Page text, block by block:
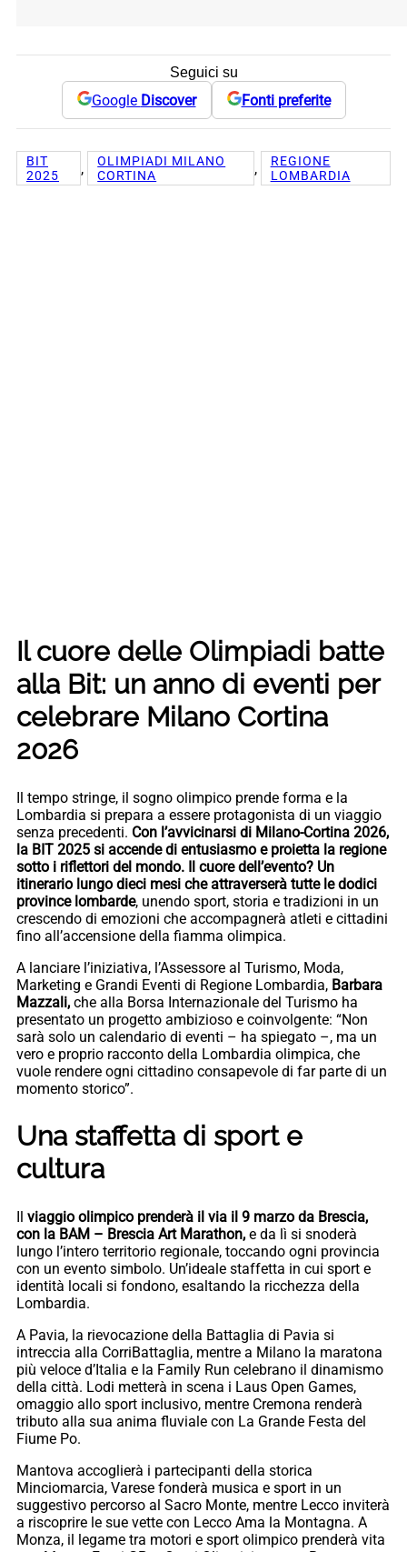
Seguici su
Google Discover Fonti preferite
BIT
2025
,
OLIMPIADI MILANO
CORTINA
,
REGIONE
LOMBARDIA
Il cuore delle Olimpiadi batte
alla Bit: un anno di eventi per
celebrare Milano Cortina
2026
Il tempo stringe, il sogno olimpico prende forma e la
Lombardia si prepara a essere protagonista di un viaggio
senza precedenti. Con l’avvicinarsi di Milano-Cortina 2026,
la BIT 2025 si accende di entusiasmo e proietta la regione
sotto i riflettori del mondo. Il cuore dell’evento? Un
itinerario lungo dieci mesi che attraverserà tutte le dodici
province lombarde, unendo sport, storia e tradizioni in un
crescendo di emozioni che accompagnerà atleti e cittadini
fino all’accensione della fiamma olimpica.
A lanciare l’iniziativa, l’Assessore al Turismo, Moda,
Marketing e Grandi Eventi di Regione Lombardia, Barbara
Mazzali, che alla Borsa Internazionale del Turismo ha
presentato un progetto ambizioso e coinvolgente: “Non
sarà solo un calendario di eventi – ha spiegato –, ma un
vero e proprio racconto della Lombardia olimpica, che
vuole rendere ogni cittadino consapevole di far parte di un
momento storico”.
Una staffetta di sport e
cultura
Il viaggio olimpico prenderà il via il 9 marzo da Brescia,
con la BAM – Brescia Art Marathon, e da lì si snoderà
lungo l’intero territorio regionale, toccando ogni provincia
con un evento simbolo. Un’ideale staffetta in cui sport e
identità locali si fondono, esaltando la ricchezza della
Lombardia.
A Pavia, la rievocazione della Battaglia di Pavia si
intreccia alla CorriBattaglia, mentre a Milano la maratona
più veloce d’Italia e la Family Run celebrano il dinamismo
della città. Lodi metterà in scena i Laus Open Games,
omaggio allo sport inclusivo, mentre Cremona renderà
tributo alla sua anima fluviale con La Grande Festa del
Fiume Po.
Mantova accoglierà i partecipanti della storica
Minciomarcia, Varese fonderà musica e sport in un
suggestivo percorso al Sacro Monte, mentre Lecco inviterà
a riscoprire le sue vette con Lecco Ama la Montagna. A
Monza, il legame tra motori e sport olimpico prenderà vita